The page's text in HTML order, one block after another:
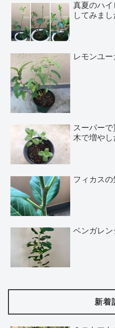
真夏のハ
してみまし
レモンユ
スーパー
木で増やし
フィカス
ベンガレ
新着